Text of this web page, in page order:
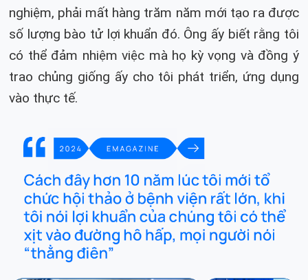
nghiệm, phải mất hàng trăm năm mới tạo ra được
số lượng bào tử lợi khuẩn đó. Ông ấy biết rằng tôi
có thể đảm nhiệm việc mà họ kỳ vọng và đồng ý
trao chủng giống ấy cho tôi phát triển, ứng dụng
vào thực tế.